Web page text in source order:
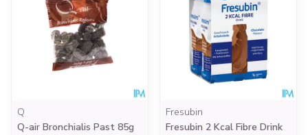
Q
Q-air Bronchialis Past 85g
Fresubin
Fresubin 2 Kcal Fibre Drink